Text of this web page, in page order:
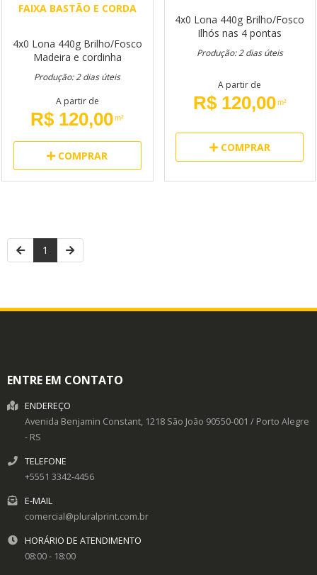
FAIXA BASTÃO E CORDA
4x0 Lona 440g Brilho/Fosco
Madeira e cordinha
Produção: 2 dias úteis
A partir de
R$ 120,00m²
COMPRAR
4x0 Lona 440g Brilho/Fosco
Ilhós nas 4 pontas
Produção: 2 dias úteis
A partir de
R$ 120,00m²
COMPRAR
1
ENTRE EM CONTATO
ENDEREÇO
Avenida Benjamin Constant, 1218 São João 90550-001 / Porto Alegre
- RS
TELEFONE
+5551 3342-4456
E-MAIL
comercial@pluralprint.com.br
HORÁRIO DE ATENDIMENTO
08:00 - 18:00